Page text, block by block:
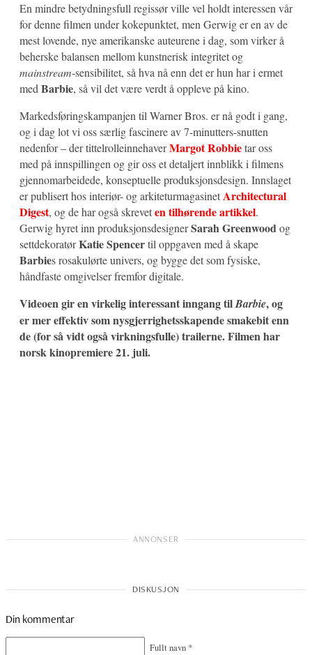
En mindre betydningsfull regissør ville vel holdt interessen vår
for denne filmen under kokepunktet, men Gerwig er en av de
mest lovende, nye amerikanske auteurene i dag, som virker å
beherske balansen mellom kunstnerisk integritet og
mainstream-sensibilitet, så hva nå enn det er hun har i ermet
medBarbie, så vil det være verdt å oppleve på kino.
Markedsføringskampanjen til Warner Bros. er nå godt i gang,
og i dag lot vi oss særlig fascinere av 7-minutters-snutten
nedenfor – der tittelrolleinnehaverMargot Robbietar oss
med på innspillingen og gir oss et detaljert innblikk i filmens
gjennomarbeidede, konseptuelle produksjonsdesign. Innslaget
er publisert hos interiør- og arkiteturmagasinetArchitectural
Digest, og de har også skreveten tilhørende artikkel.
Gerwig hyret inn produksjonsdesignerSarah Greenwoodog
settdekoratørKatie Spencertil oppgaven med å skape
Barbies rosakulørte univers, og bygge det som fysiske,
håndfaste omgivelser fremfor digitale.
Videoen gir en virkelig interessant inngang tilBarbie, og
er mer effektiv som nysgjerrighetsskapende smakebit enn
de (for så vidt også virkningsfulle) trailerne. Filmen har
norsk kinopremiere 21. juli.
Din kommentar
Fullt navn *